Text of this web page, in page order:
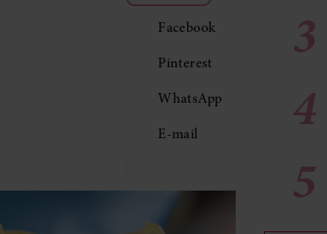
Facebook
Pinterest
WhatsApp
E-mail
3
4
5